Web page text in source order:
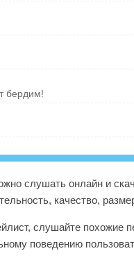
бердим!
слушать онлайн и
качество,
слушайте похожие
поведению